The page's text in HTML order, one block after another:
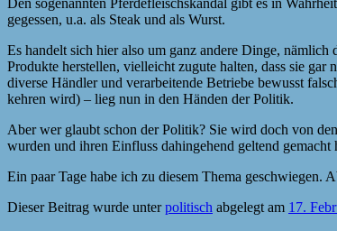
gegessen, u.a. als Steak und als Wurst.
Es handelt sich hier also um ganz andere Dinge,
Produkte herstellen, vielleicht zugute halten, dass sie
diverse Händler und verarbeitende Betriebe bewusst
kehren wird) – lieg nun in den Händen der Politik.
Aber wer glaubt schon der Politik? Sie wird doch von
wurden und ihren Einfluss dahingehend geltend
Ein paar Tage habe ich zu diesem Thema geschwiegen.
Dieser Beitrag wurde unterpolitisch abgelegt am 17.